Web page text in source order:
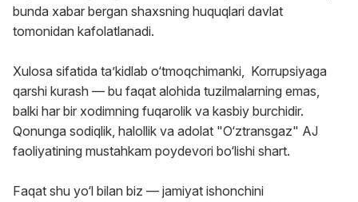
bunda xabar bergan shaxsning huquqlari davlat
tomonidan kafolatlanadi.
Xulosa sifatida taʼkidlab o‘tmoqchimanki, Korrupsiyaga
qarshi kurash — bu faqat alohida tuzilmalarning emas,
balki har bir xodimning fuqarolik va kasbiy burchidir.
Qonunga sodiqlik, halollik va adolat "O‘ztransgaz" AJ
faoliyatining mustahkam poydevori bo‘lishi shart.
Faqat shu yo‘l bilan biz — jamiyat ishonchini